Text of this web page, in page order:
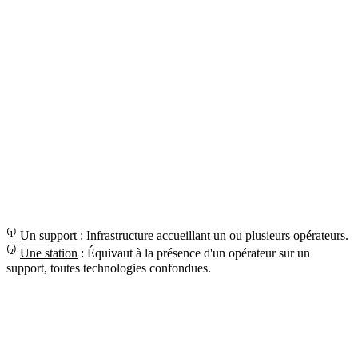
⁽¹⁾ Un support : Infrastructure accueillant un ou plusieurs opérateurs.
⁽²⁾ Une station : Équivaut à la présence d'un opérateur sur un
support, toutes technologies confondues.